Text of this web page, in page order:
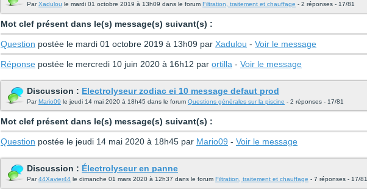
ParXadulou le mardi 01 octobre 2019 à 13h09 dans le forum Filtration, traitement et chauffage - 2 réponses - 17/81
Mot clef présent dans le(s) message(s) suivant(s) :
Question postée le mardi 01 octobre 2019 à 13h09 par Xadulou - Voir le message
Réponse postée le mercredi 10 juin 2020 à 16h12 par ortilla - Voir le message
Discussion : Electrolyseur zodiac ei 10 message defaut prod
ParMario09 le jeudi 14 mai 2020 à 18h45 dans le forum Questions générales sur la piscine - 2 réponses - 17/81
Mot clef présent dans le(s) message(s) suivant(s) :
Question postée le jeudi 14 mai 2020 à 18h45 par Mario09 - Voir le message
Discussion : Électrolyseur en panne
Par44Xavier44 le dimanche 01 mars 2020 à 12h37 dans le forum Filtration, traitement et chauffage - 7 réponses - 17/81